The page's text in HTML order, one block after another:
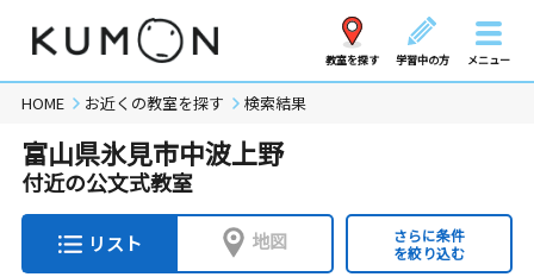
教室を探す 学習中の方 メニュー
HOME お近くの教室を探す 検索結果
富山県氷見市中波上野
付近の公文式教室
リスト 地図
さらに条件
を絞り込む